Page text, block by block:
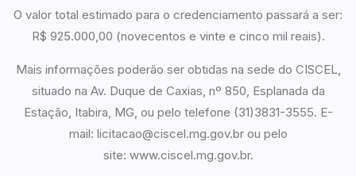
O valor total estimado para o credenciamento passará a ser:
R$ 925.000,00 (novecentos e vinte e cinco mil reais).
Mais informações poderão ser obtidas na sede do CISCEL,
situado na Av. Duque de Caxias, nº 850, Esplanada da
Estação, Itabira, MG, ou pelo telefone (31)3831-3555. E-
mail: licitacao@ciscel.mg.gov.br ou pelo
site: www.ciscel.mg.gov.br.